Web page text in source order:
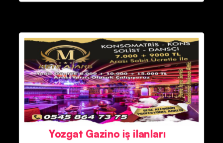
Yozgat Gazino iş ilanları